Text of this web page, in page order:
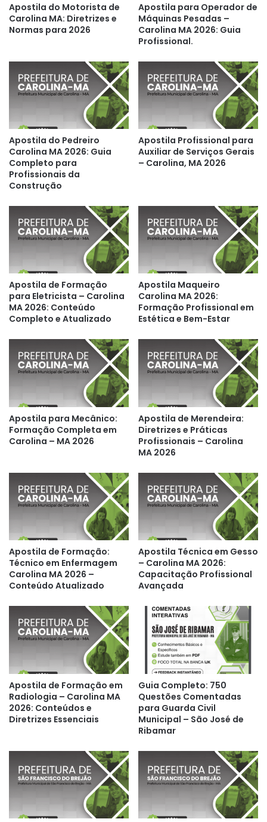
Apostila do Motorista de
Carolina MA: Diretrizes e
Normas para 2026
Apostila para Operador de
Máquinas Pesadas –
Carolina MA 2026: Guia
Profissional.
Apostila do Pedreiro
Carolina MA 2026: Guia
Completo para
Profissionais da
Construção
Apostila Profissional para
Auxiliar de Serviços Gerais
– Carolina, MA 2026
Apostila de Formação
para Eletricista – Carolina
MA 2026: Conteúdo
Completo e Atualizado
Apostila Maqueiro
Carolina MA 2026:
Formação Profissional em
Estética e Bem-Estar
Apostila para Mecânico:
Formação Completa em
Carolina – MA 2026
Apostila de Merendeira:
Diretrizes e Práticas
Profissionais – Carolina
MA 2026
Apostila de Formação:
Técnico em Enfermagem
Carolina MA 2026 –
Conteúdo Atualizado
Apostila Técnica em Gesso
– Carolina MA 2026:
Capacitação Profissional
Avançada
Apostila de Formação em
Radiologia – Carolina MA
2026: Conteúdos e
Diretrizes Essenciais
Guia Completo: 750
Questões Comentadas
para Guarda Civil
Municipal – São José de
Ribamar